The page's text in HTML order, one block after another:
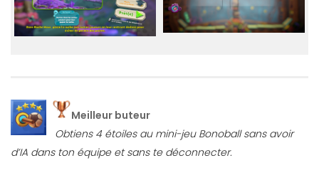
Meilleur buteur
Obtiens 4 étoiles au mini-jeu Bonoball sans avoir
d’IA dans ton équipe et sans te déconnecter.